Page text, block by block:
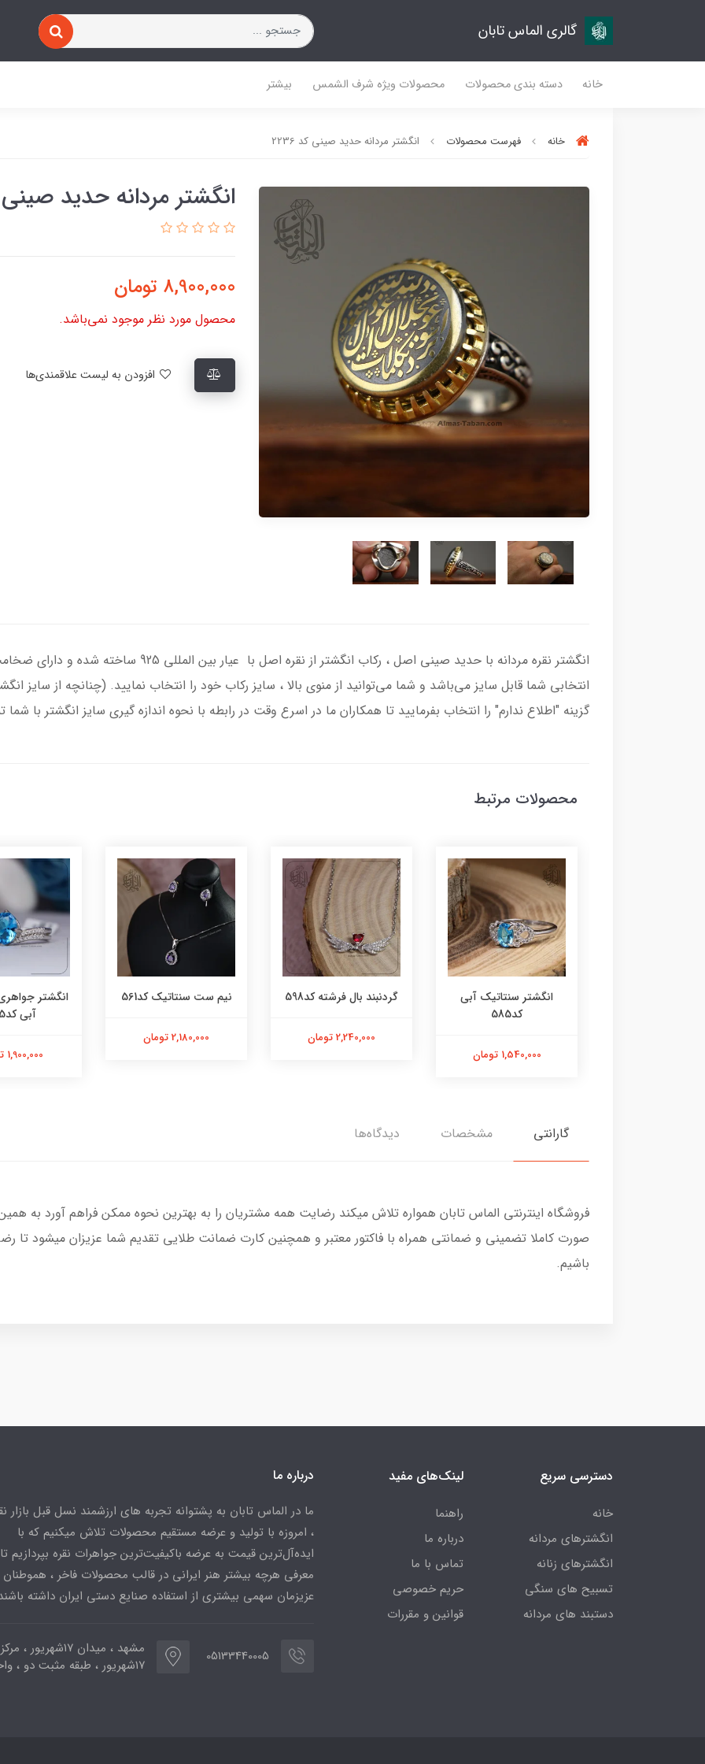
گالری الماس تابان
خانه دسته بندی محصولات محصولات ویژه شرف الشمس بیشتر
خانه فهرست محصولات انگشتر مردانه حدید صینی کد 2236
انگشتر مردانه حدید صینی کد
8,900,000 تومان
محصول مورد نظر موجود نمی‌باشد.
انگشتر نقره مردانه با حدید صینی اصل ، رکاب انگشتر
انتخابی شما قابل سایز می‌باشد و شما می‌توانید از منوی بالا ، سایز رکاب خود را انتخاب نمایید. (چنانچه از
گزینه "اطلاع ندارم" را انتخاب بفرمایید تا همکاران ما در اسرع وقت در رابطه با نحوه اندازه گیری سایز انگشتر با
محصولات مرتبط
انگشتر سنتاتیک آبی
کد585
1,540,000 تومان
گردنبند بال فرشته کد598
2,240,000 تومان
نیم ست سنتاتیک کد561
2,180,000 تومان
انگشتر
آبی کد565
1,900,000 تومان
گارانتی مشخصات دیدگاه‌ها
فروشگاه اینترنتی الماس تابان همواره تلاش میکند رضایت همه مشتریان را به بهترین نحوه ممکن فراهم آورد به
صورت کاملا تضمینی و ضمانتی همراه با فاکتور معتبر و همچنین کارت ضمانت طلایی تقدیم شما عزیزان میشود تا
باشیم.
دسترسی سریع
خانه
انگشترهای مردانه
انگشترهای زنانه
تسبیح های سنگی
دستبند های مردانه
لینک‌های مفید
راهنما
درباره ما
تماس با ما
حریم خصوصی
قوانین و مقررات
درباره ما
ما در الماس تابان به پشتوانه تجربه های ارزشمند نسل قبل بازار
، امروزه با تولید و عرضه مستقیم محصولات تلاش میکنیم که با
ایده‌آل‌ترین قیمت به عرضه باکیفیت‌ترین جواهرات نقره بپردازیم تا
معرفی هرچه بیشتر هنر ایرانی در قالب محصولات فاخر ، هموطنان
عزیزمان سهمی بیشتری از استفاده صنایع دستی ایران داشته
05133440005
مشهد ، میدان ۱۷شهریور
۱۷شهریور ، طبقه مثبت دو ، واحد ۷۷۳